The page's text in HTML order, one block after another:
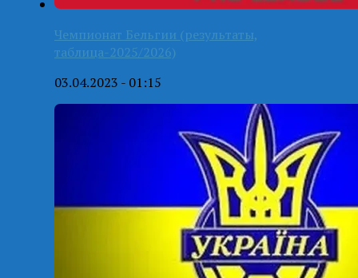
Чемпионат Бельгии (результаты,
таблица-2025/2026)
03.04.2023 - 01:15